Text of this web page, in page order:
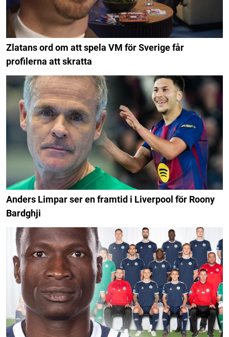
Zlatans ord om att spela VM för Sverige får
profilerna att skratta
Anders Limpar ser en framtid i Liverpool för Roony
Bardghji